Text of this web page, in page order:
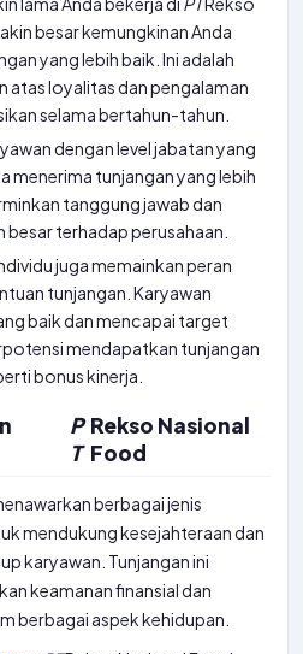
besar kemungkinan Anda
yang lebih baik. Ini adalah
atas loyalitas dan pengalaman
selama bertahun-tahun.
dengan level jabatan yang
menerima tunjangan yang lebih
tanggung jawab dan
terhadap perusahaan.
juga memainkan peran
tunjangan. Karyawan
baik dan mencapai target
mendapatkan tunjangan
bonus kinerja.
P
T
Rekso Nasional
Food
berbagai jenis
mendukung kesejahteraan dan
karyawan. Tunjangan ini
keamanan finansial dan
berbagai aspek kehidupan.